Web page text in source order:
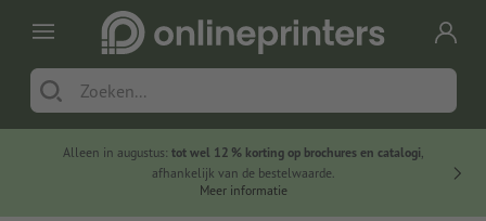
Alleen in augustus: tot wel 12 % korting op brochures en catalogi,
afhankelijk van de bestelwaarde.
Meer informatie